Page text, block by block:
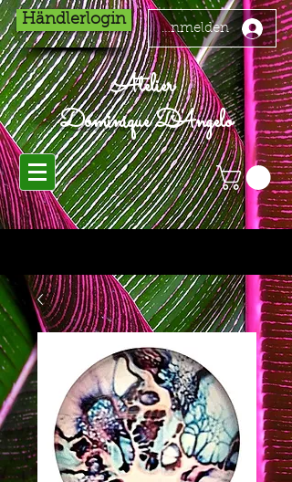
Händlerlogin
Anmelden
Atelier
Dominique D'Angelo